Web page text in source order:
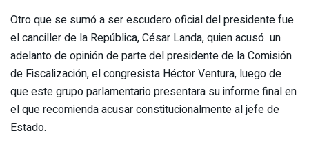
Otro que se sumó a ser escudero oficial del presidente fue
el canciller de la República, César Landa, quien acusó un
adelanto de opinión de parte del presidente de la Comisión
de Fiscalización, el congresista Héctor Ventura, luego de
que este grupo parlamentario presentara su informe final en
el que recomienda acusar constitucionalmente al jefe de
Estado.